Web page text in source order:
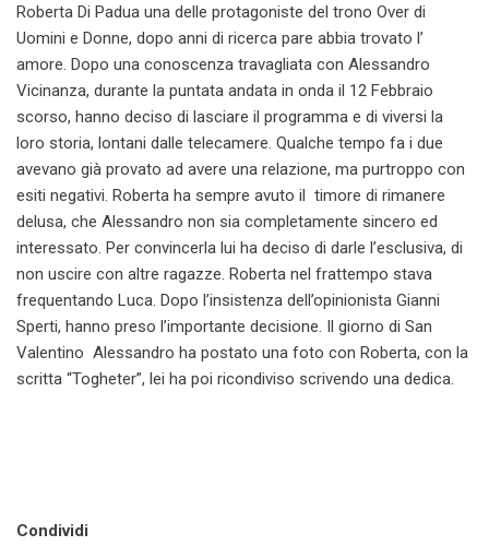
Roberta Di Padua una delle protagoniste del trono Over di
Uomini e Donne, dopo anni di ricerca pare abbia trovato l’
amore. Dopo una conoscenza travagliata con Alessandro
Vicinanza, durante la puntata andata in onda il 12 Febbraio
scorso, hanno deciso di lasciare il programma e di viversi la
loro storia, lontani dalle telecamere. Qualche tempo fa i due
avevano già provato ad avere una relazione, ma purtroppo con
esiti negativi. Roberta ha sempre avuto il timore di rimanere
delusa, che Alessandro non sia completamente sincero ed
interessato. Per convincerla lui ha deciso di darle l’esclusiva, di
non uscire con altre ragazze. Roberta nel frattempo stava
frequentando Luca. Dopo l’insistenza dell’opinionista Gianni
Sperti, hanno preso l’importante decisione. Il giorno di San
Valentino Alessandro ha postato una foto con Roberta, con la
scritta “Togheter”, lei ha poi ricondiviso scrivendo una dedica.
Condividi